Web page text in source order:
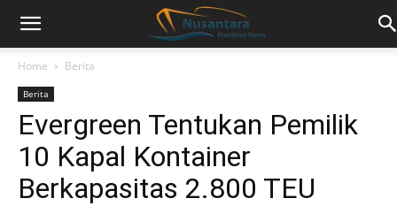
Home Berita
Berita
Evergreen Tentukan Pemilik
10 Kapal Kontainer
Berkapasitas 2.800 TEU